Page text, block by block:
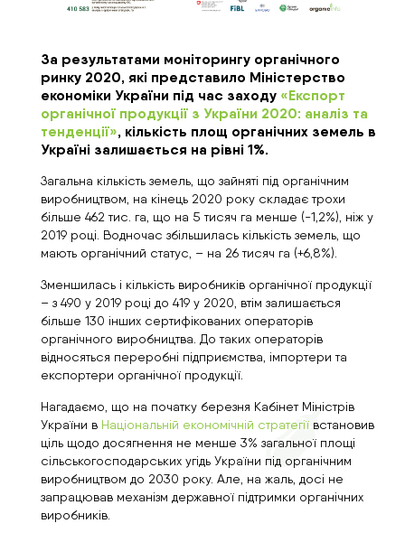
За результатами моніторингу органічного
ринку 2020, які представило Міністерство
економіки України під час заходу «Експорт
органічної продукції з України 2020: аналіз та
тенденції», кількість площ органічних земель в
Україні залишається на рівні 1%.
Загальна кількість земель, що зайняті під органічним
виробництвом, на кінець 2020 року складає трохи
більше 462 тис. га, що на 5 тисяч га менше (-1,2%), ніж у
2019 році. Водночас збільшилась кількість земель, що
мають органічний статус, – на 26 тисяч га (+6,8%).
Зменшилась і кількість виробників органічної продукції
– з 490 у 2019 році до 419 у 2020, втім залишається
більше 130 інших сертифікованих операторів
органічного виробництва. До таких операторів
відносяться переробні підприємства, імпортери та
експортери органічної продукції.
Нагадаємо, що на початку березня Кабінет Міністрів
України в Національній економічній стратегії встановив
ціль щодо досягнення не менше 3% загальної площі
сільськогосподарських угідь України під органічним
виробництвом до 2030 року. Але, на жаль, досі не
запрацював механізм державної підтримки органічних
виробників.